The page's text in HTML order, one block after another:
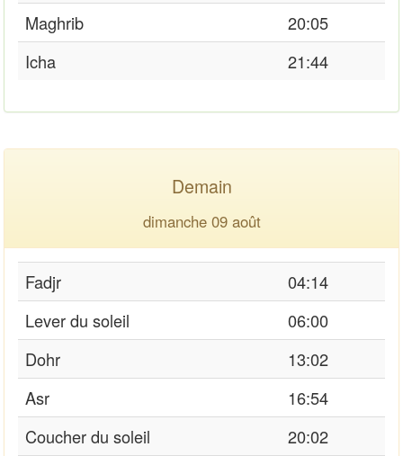
Maghrib
20:05
Icha
21:44
Demain
dimanche 09 août
Fadjr
04:14
Lever du soleil
06:00
Dohr
13:02
Asr
16:54
Coucher du soleil
20:02